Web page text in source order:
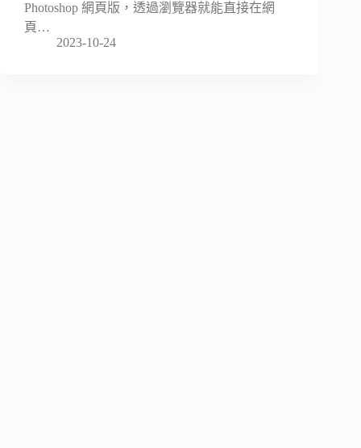
Photoshop 網頁版，透過瀏覽器就能直接在網
頁…
2023-10-24